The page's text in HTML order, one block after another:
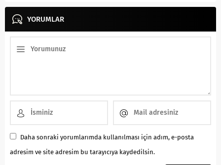
YORUMLAR
Daha sonraki yorumlarımda kullanılması için adım, e-posta
adresim ve site adresim bu tarayıcıya kaydedilsin.